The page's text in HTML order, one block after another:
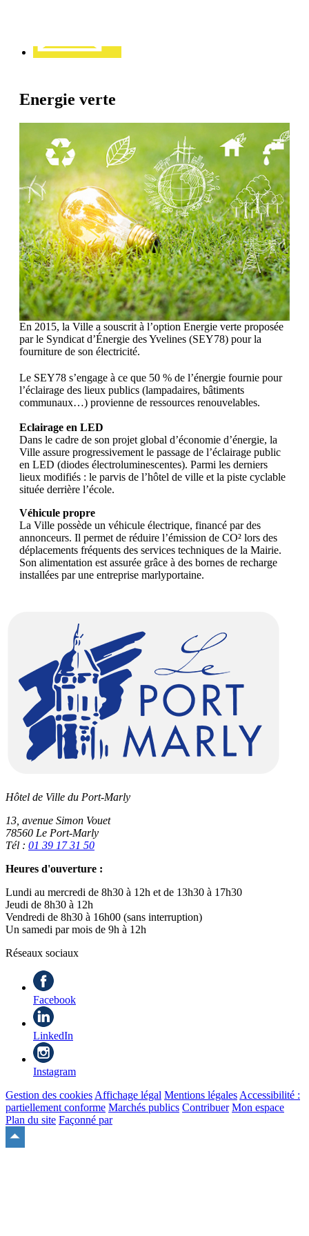
Energie verte
En 2015, la Ville a souscrit à l’option Energie verte proposée
par le Syndicat d’Énergie des Yvelines (SEY78) pour la
fourniture de son électricité.
Le SEY78 s’engage à ce que 50 % de l’énergie fournie pour
l’éclairage des lieux publics (lampadaires, bâtiments
communaux…) provienne de ressources renouvelables.
Eclairage en LED
Dans le cadre de son projet global d’économie d’énergie, la
Ville assure progressivement le passage de l’éclairage public
en LED (diodes électroluminescentes). Parmi les derniers
lieux modifiés : le parvis de l’hôtel de ville et la piste cyclable
située derrière l’école.
Véhicule propre
La Ville possède un véhicule électrique, financé par des
annonceurs. Il permet de réduire l’émission de CO² lors des
déplacements fréquents des services techniques de la Mairie.
Son alimentation est assurée grâce à des bornes de recharge
installées par une entreprise marlyportaine.
Hôtel de Ville du Port-Marly
13, avenue Simon Vouet
78560 Le Port-Marly
Tél : 01 39 17 31 50
Heures d'ouverture :
Lundi au mercredi de 8h30 à 12h et de 13h30 à 17h30
Jeudi de 8h30 à 12h
Vendredi de 8h30 à 16h00 (sans interruption)
Un samedi par mois de 9h à 12h
Réseaux sociaux
Facebook
LinkedIn
Instagram
Gestion des cookies Affichage légal Mentions légales Accessibilité :
partiellement conforme Marchés publics Contribuer Mon espace
Plan du site Façonné par